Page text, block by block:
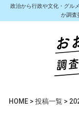
政治から行政や文化・グル
か調査
HOME> 投稿一覧>